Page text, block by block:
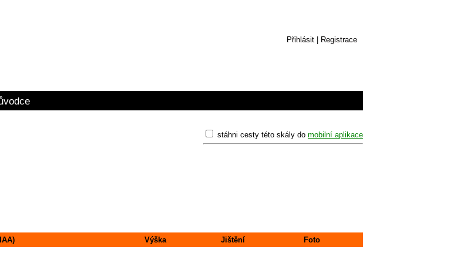
Přihlásit Registrace
stáhni cesty této skály do mobilní aplikace
Výška Jištění
Foto